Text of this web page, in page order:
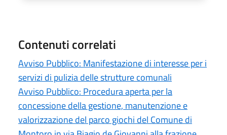
Contenuti correlati
Avviso Pubblico: Manifestazione di interesse per i
servizi di pulizia delle strutture comunali
Avviso Pubblico: Procedura aperta per la
concessione della gestione, manutenzione e
valorizzazione del parco giochi del Comune di